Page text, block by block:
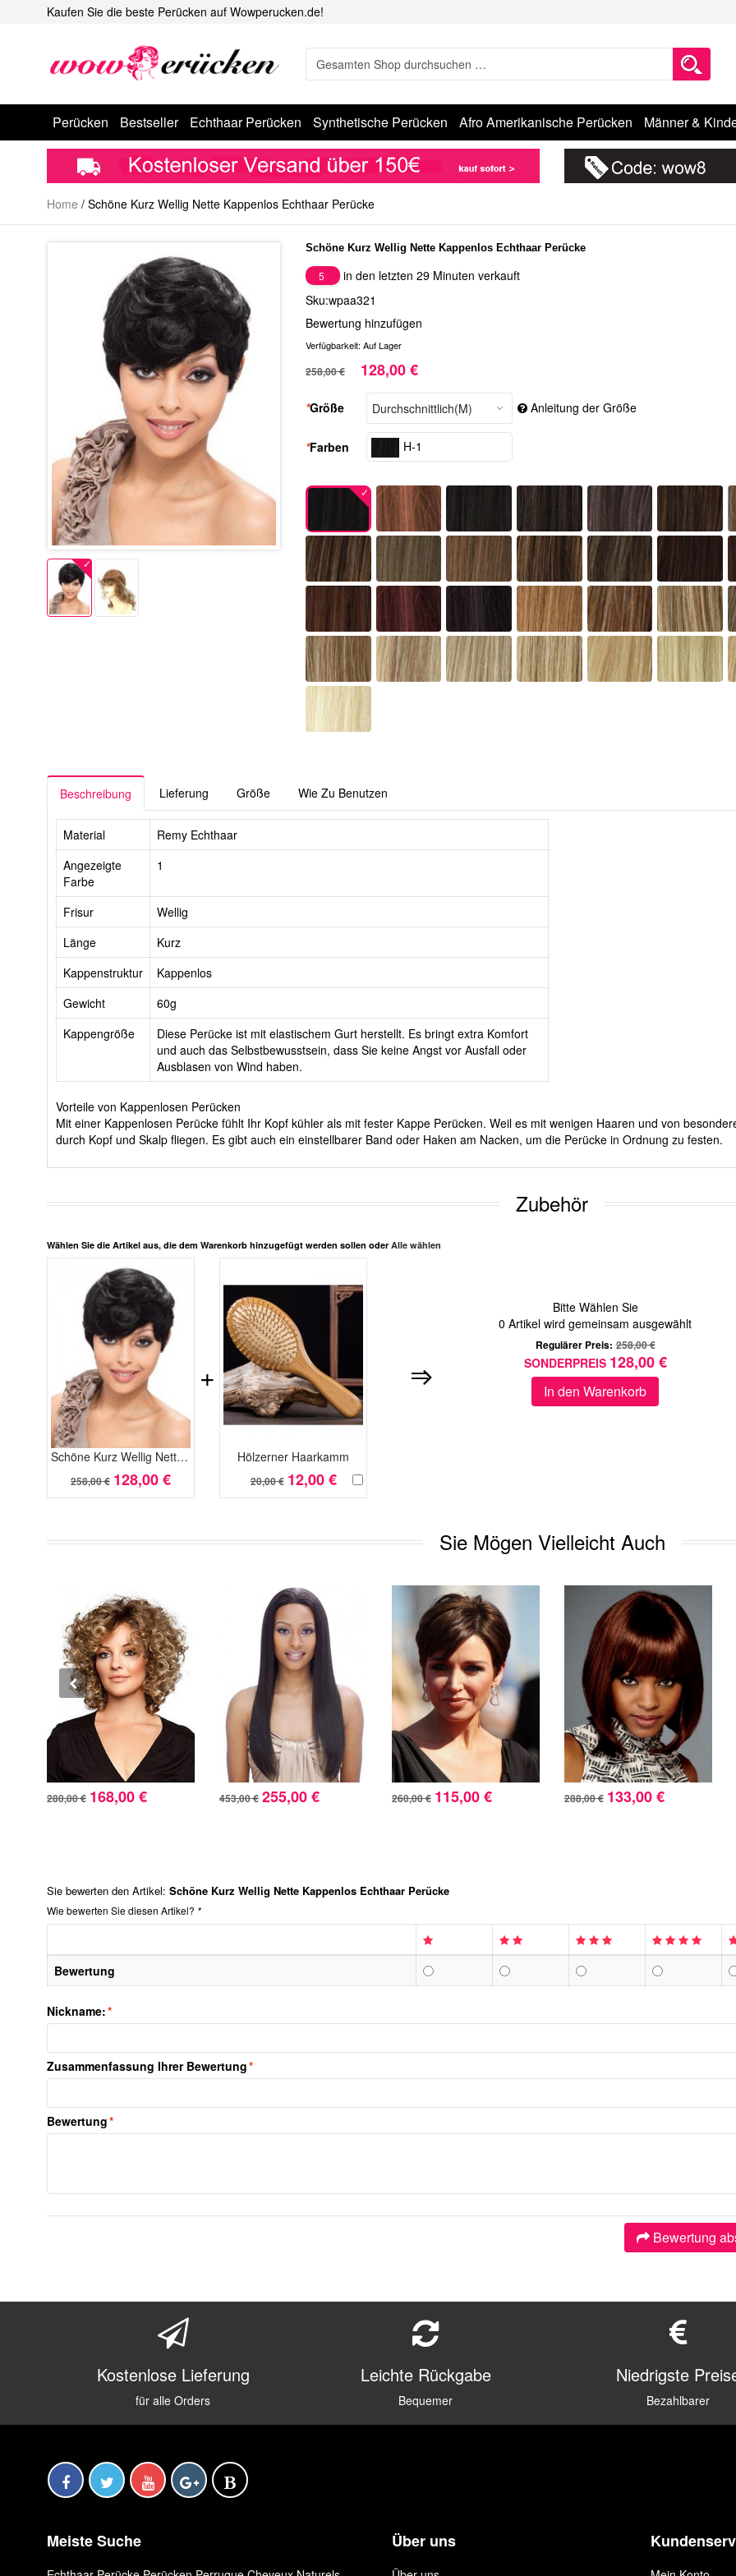
Kaufen Sie die beste Perücken auf Wowperucken.de!
Perücken Bestseller Echthaar Perücken Synthetische Perücken Afro Amerikanische Perücken Männer &
Home / Schöne Kurz Wellig Nette Kappenlos Echthaar Perücke
Schöne Kurz Wellig Nette Kappenlos Echthaar Perücke
5
in den letzten 29 Minuten verkauft
Sku:wpaa321
Bewertung hinzufügen
Verfügbarkeit: Auf Lager
258,00 € 128,00 €
*Größe Anleitung der Größe
*Farben H-1
Beschreibung Lieferung Größe Wie Zu Benutzen
Material
Remy Echthaar
Angezeigte
Farbe
1
Frisur
Wellig
Länge
Kurz
Kappenstruktur
Kappenlos
Gewicht
60g
Kappengröße
Diese Perücke ist mit elastischem Gurt herstellt. Es bringt extra Komfort
und auch das Selbstbewusstsein, dass Sie keine Angst vor Ausfall oder
Ausblasen von Wind haben.
Vorteile von Kappenlosen Perücken
Mit einer Kappenlosen Perücke fühlt Ihr Kopf kühler als mit fester Kappe Perücken. Weil es mit wenigen Haaren und von
durch Kopf und Skalp fliegen. Es gibt auch ein einstellbarer Band oder Haken am Nacken, um die Perücke in Ordnung zu festen.
Zubehör
Wählen Sie die Artikel aus, die dem Warenkorb hinzugefügt werden sollen oder Alle wählen
Schöne Kurz Wellig Nette Kappenlos Echthaar Perücke
258,00 € 128,00 €
Hölzerner Haarkamm
20,00 € 12,00 €
+
Bitte Wählen Sie
0 Artikel wird gemeinsam ausgewählt
Regulärer Preis: 258,00 €
SONDERPREIS 128,00 €
In den Warenkorb
Sie Mögen Vielleicht Auch
280,00 € 168,00 € 453,00 € 255,00 € 260,00 € 115,00 € 288,00 € 133,00 €
Sie bewerten den Artikel: Schöne Kurz Wellig Nette Kappenlos Echthaar Perücke
Wie bewerten Sie diesen Artikel? *
Bewertung
*
Nickname:
*
Zusammenfassung Ihrer Bewertung
*
Bewertung
Bewertung
Kostenlose Lieferung
für alle Orders
Leichte Rückgabe
Bequemer
Niedrigste
Bezahlbarer
Meiste Suche Über uns